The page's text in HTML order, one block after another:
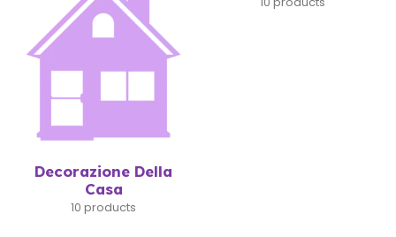
Decorazione Della
Casa
10 products